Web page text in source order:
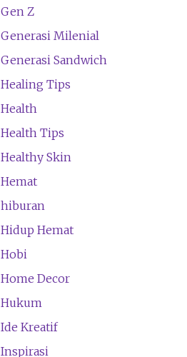
Gen Z
Generasi Milenial
Generasi Sandwich
Healing Tips
Health
Health Tips
Healthy Skin
Hemat
hiburan
Hidup Hemat
Hobi
Home Decor
Hukum
Ide Kreatif
Inspirasi